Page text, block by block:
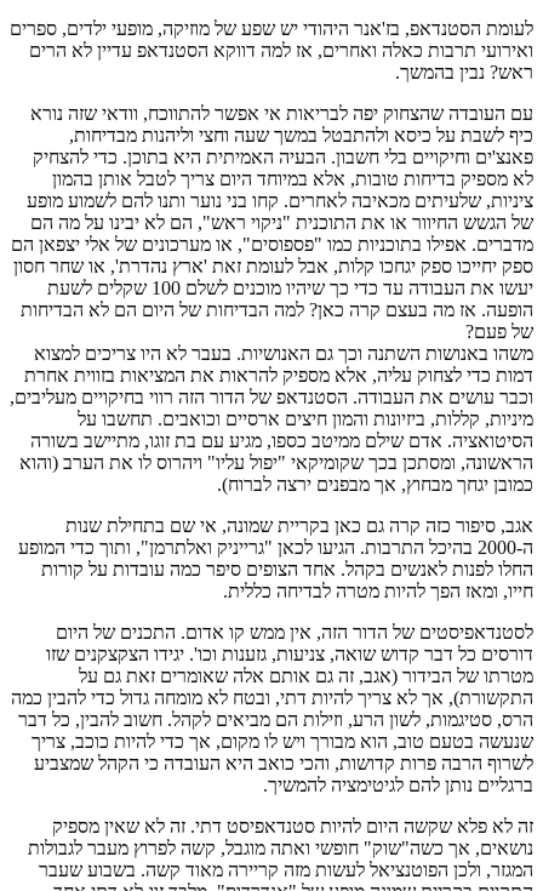
לעומת הסטנדאפ, בז'אנר היהודי יש שפע של מוזיקה, מופעי ילדים, ספרים
ואירועי תרבות כאלה ואחרים, אז למה דווקא הסטנדאפ עדיין לא הרים
ראש? נבין בהמשך.
עם העובדה שהצחוק יפה לבריאות אי אפשר להתווכח, וודאי שזה נורא
כיף לשבת על כיסא ולהתבטל במשך שעה וחצי וליהנות מבדיחות,
פאנצ'ים וחיקויים בלי חשבון. הבעיה האמיתית היא בתוכן. כדי להצחיק
לא מספיק בדיחות טובות, אלא במיוחד היום צריך לטבל אותן בהמון
ציניות, שלעיתים מכאיבה לאחרים. קחו בני נוער ותנו להם לשמוע מופע
של הגשש החיוור או את התוכנית "ניקוי ראש", הם לא יבינו על מה הם
מדברים. אפילו בתוכניות כמו "פספוסים", או מערכונים של אלי יצפאן הם
ספק יחייכו ספק יגחכו קלות, אבל לעומת זאת 'ארץ נהדרת', או שחר חסון
יעשו את העבודה עד כדי כך שיהיו מוכנים לשלם 100 שקלים לשעת
הופעה. אז מה בעצם קרה כאן? למה הבדיחות של היום הם לא הבדיחות
של פעם?
משהו באנושות השתנה וכך גם האנושיות. בעבר לא היו צריכים למצוא
דמות כדי לצחוק עליה, אלא מספיק להראות את המציאות בזווית אחרת
וכבר עושים את העבודה. הסטנדאפ של הדור הזה רווי בחיקויים מעליבים,
מיניות, קללות, ביזיונות והמון חיצים ארסיים וכואבים. תחשבו על
הסיטואציה. אדם שילם ממיטב כספו, מגיע עם בת זוגו, מתיישב בשורה
הראשונה, ומסתכן בכך שקומיקאי "יפול עליו" ויהרוס לו את הערב (והוא
כמובן יגחך מבחוץ, אך מבפנים ירצה לברוח).
אגב, סיפור כזה קרה גם כאן בקריית שמונה, אי שם בתחילת שנות
ה-2000 בהיכל התרבות. הגיעו לכאן "גרייניק ואלתרמן", ותוך כדי המופע
החלו לפנות לאנשים בקהל. אחד הצופים סיפר כמה עובדות על קורות
חייו, ומאז הפך להיות מטרה לבדיחה כללית.
לסטנדאפיסטים של הדור הזה, אין ממש קו אדום. התכנים של היום
דורסים כל דבר קדוש שואה, צניעות, גזענות וכו'. יגידו הצקצקנים שזו
מטרתו של הבידור (אגב, זה גם אותם אלה שאומרים זאת גם על
התקשורת), אך לא צריך להיות דתי, ובטח לא מומחה גדול כדי להבין כמה
הרס, סטיגמות, לשון הרע, וזילות הם מביאים לקהל. חשוב להבין, כל דבר
שנעשה בטעם טוב, הוא מבורך ויש לו מקום, אך כדי להיות כוכב, צריך
לשרוף הרבה פרות קדושות, והכי כואב היא העובדה כי הקהל שמצביע
ברגליים נותן להם לגיטימציה להמשיך.
זה לא פלא שקשה היום להיות סטנדאפיסט דתי. זה לא שאין מספיק
נושאים, אך כשה"שוק" חופשי ואתה מוגבל, קשה לפרוץ מעבר לגבולות
המגזר, ולכן הפוטנציאל לעשות מזה קריירה מאוד קשה. בשבוע שעבר